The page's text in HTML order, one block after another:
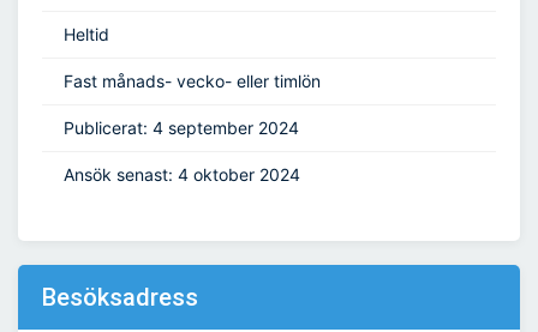
Heltid
Fast månads- vecko- eller timlön
Publicerat: 4 september 2024
Ansök senast: 4 oktober 2024
Besöksadress